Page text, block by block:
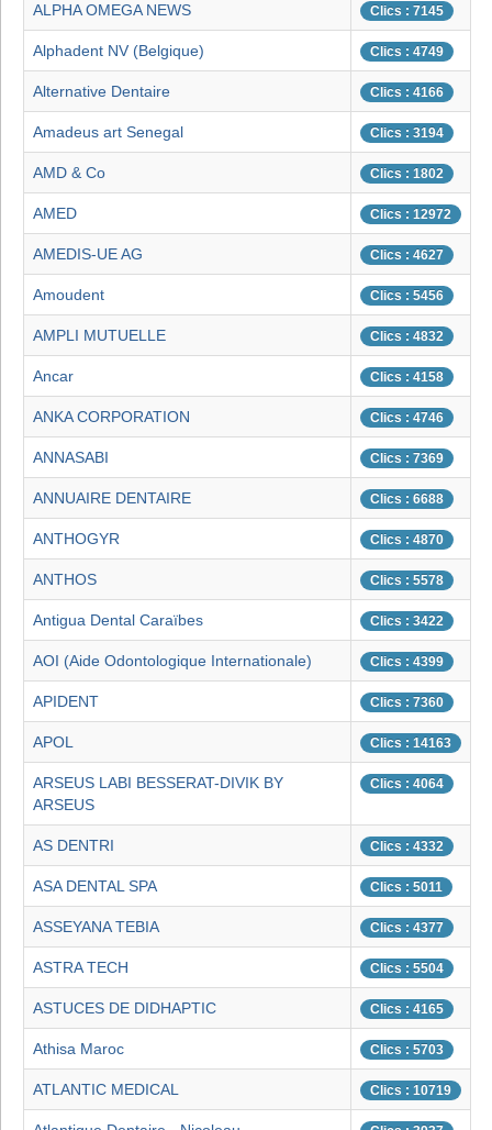
ALPHA OMEGA NEWS Clics : 7145
Alphadent NV (Belgique) Clics : 4749
Alternative Dentaire Clics : 4166
Amadeus art Senegal Clics : 3194
AMD & Co Clics : 1802
AMED Clics : 12972
AMEDIS-UE AG Clics : 4627
Amoudent Clics : 5456
AMPLI MUTUELLE Clics : 4832
Ancar Clics : 4158
ANKA CORPORATION Clics : 4746
ANNASABI Clics : 7369
ANNUAIRE DENTAIRE Clics : 6688
ANTHOGYR Clics : 4870
ANTHOS Clics : 5578
Antigua Dental Caraïbes Clics : 3422
AOI (Aide Odontologique Internationale) Clics : 4399
APIDENT Clics : 7360
APOL Clics : 14163
ARSEUS LABI BESSERAT-DIVIK BY
ARSEUS
Clics : 4064
AS DENTRI Clics : 4332
ASA DENTAL SPA Clics : 5011
ASSEYANA TEBIA Clics : 4377
ASTRA TECH Clics : 5504
ASTUCES DE DIDHAPTIC Clics : 4165
Athisa Maroc Clics : 5703
ATLANTIC MEDICAL Clics : 10719